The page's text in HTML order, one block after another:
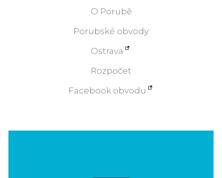
O Porubě
Porubské obvody
Ostrava
Rozpočet
Facebook obvodu